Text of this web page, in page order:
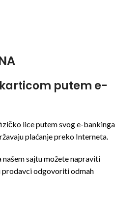
putem e-
lice putem svog e-bankinga
plaćanje preko Interneta.
našem sajtu možete napraviti
prodavci odgovoriti odmah